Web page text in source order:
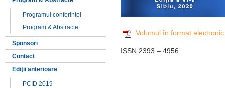
Programul conferinţei
Program & Abstracte
Sponsori
Contact
Ediţii anterioare
PCID 2019
Volumul în format
ISSN 2393 – 4956